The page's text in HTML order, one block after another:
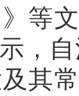
》等
，
其